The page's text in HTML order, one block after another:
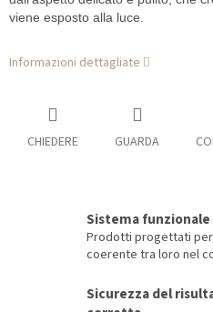
viene esposto alla luce.
Informazioni dettagliate
CHIEDERE GUARDA
Sistema
Prodotti progettati
coerente tra loro nel
Sicurezza del